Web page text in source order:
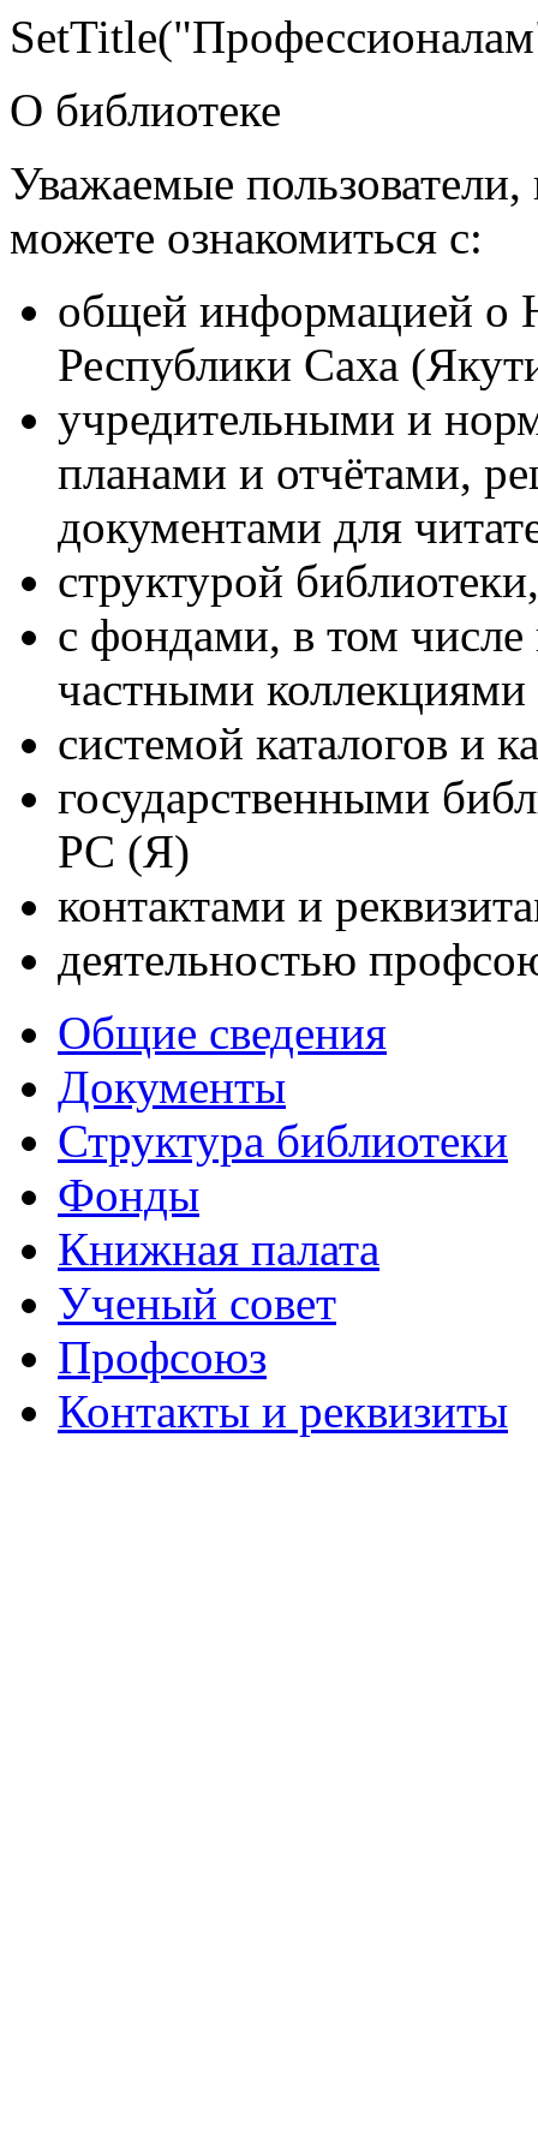
О библиотеке
Уважаемые
можете ознакомиться с:
общей информацией о
Республики Саха
учредительными и
планами и отчётами,
документами для
структурой
с фондами, в том
частными коллекциями
системой каталогов и
государственными
РС (Я)
контактами и
деятельностью
Общие сведения
Документы
Структура библиотеки
Фонды
Книжная палата
Ученый совет
Профсоюз
Контакты и реквизиты